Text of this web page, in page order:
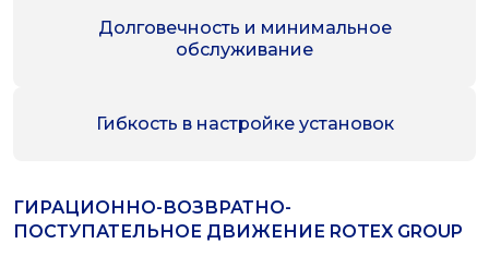
Долговечность и минимальное
обслуживание
Гибкость в настройке установок
ГИРАЦИОННО-ВОЗВРАТНО-
ПОСТУПАТЕЛЬНОЕ ДВИЖЕНИЕ ROTEX GROUP